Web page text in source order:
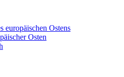
europäischen Ostens
Osten